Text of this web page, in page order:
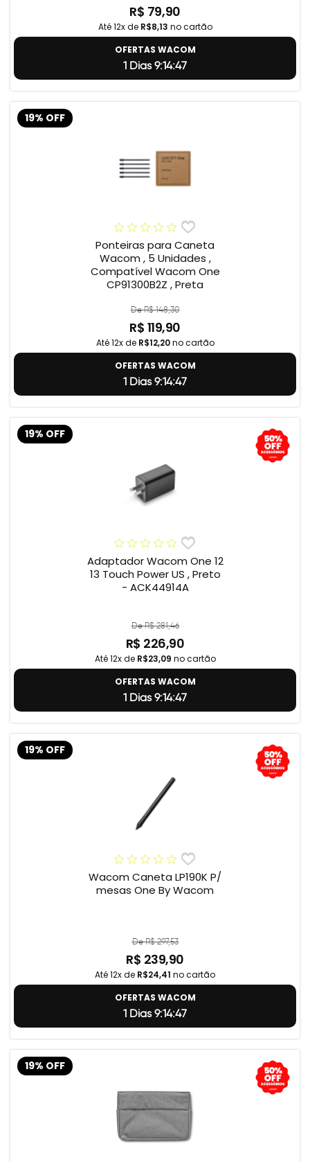
R$ 79,90
Até 12x de R$8,13 no cartão
OFERTAS WACOM
1 Dias 9:14:46
19% OFF
Ponteiras para Caneta
Wacom , 5 Unidades ,
Compatível Wacom One
CP91300B2Z , Preta
De R$ 148,30
R$ 119,90
Até 12x de R$12,20no cartão
OFERTAS WACOM
1 Dias 9:14:46
19% OFF
Adaptador Wacom One 12
13 Touch Power US , Preto
- ACK44914A
De R$ 281,46
R$ 226,90
Até 12x de R$23,09 no cartão
OFERTAS WACOM
1 Dias 9:14:46
19% OFF
Wacom Caneta LP190K P/
mesas One By Wacom
De R$ 297,53
R$ 239,90
Até 12x de R$24,41 no cartão
OFERTAS WACOM
1 Dias 9:14:46
19% OFF